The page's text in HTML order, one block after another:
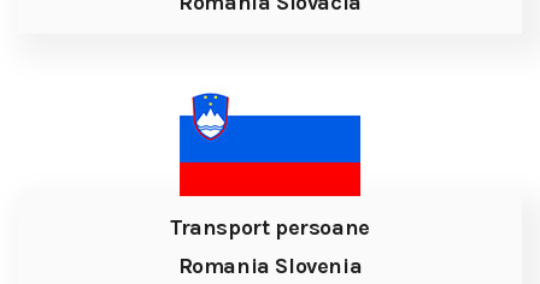
Transport persoane
Romania Slovenia